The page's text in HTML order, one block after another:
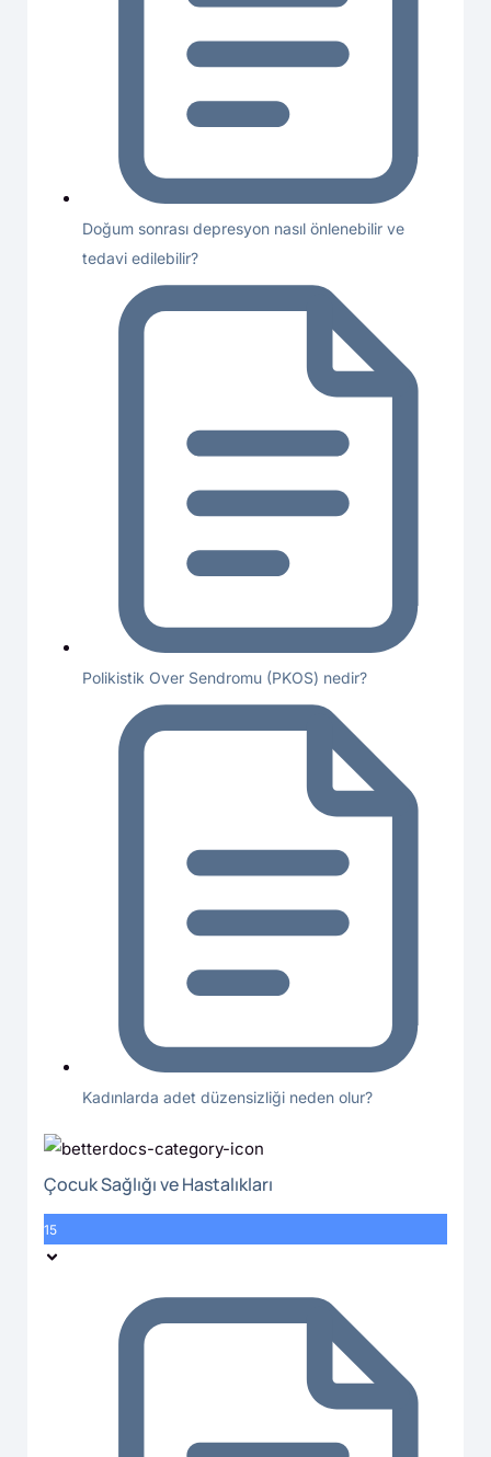
Doğum sonrası depresyon nasıl önlenebilir ve
tedavi edilebilir?
Polikistik Over Sendromu (PKOS) nedir?
Kadınlarda adet düzensizliği neden olur?
Çocuk Sağlığı ve Hastalıkları
15